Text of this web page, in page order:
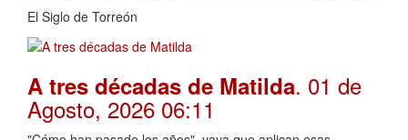
El Siglo de Torreón
A tres décadas de Matilda. 01 de
Agosto, 2026 06:11